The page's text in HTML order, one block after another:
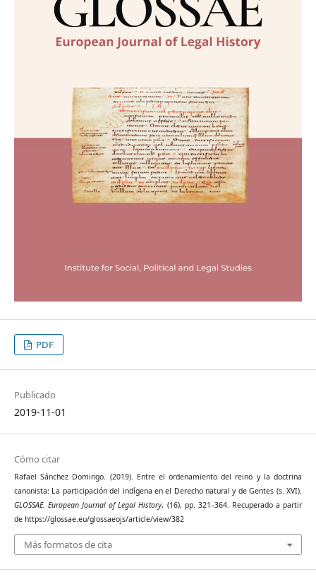
PDF
Publicado
2019-11-01
Cómo citar
Rafael Sánchez Domingo. (2019). Entre el ordenamiento del reino y la doctrina
canonista: La participación del indígena en el Derecho natural y de Gentes (s. XVI).
GLOSSAE. European Journal of Legal History, (16), pp. 321–364. Recuperado a partir
de https://glossae.eu/glossaeojs/article/view/382
Más formatos de cita